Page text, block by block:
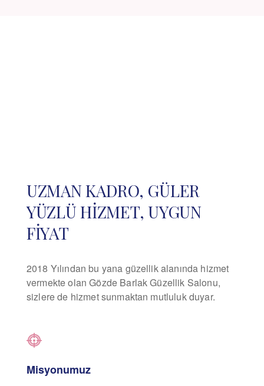
UZMAN KADRO, GÜLER
YÜZLÜ HİZMET, UYGUN
FİYAT
2018 Yılından bu yana güzellik alanında hizmet
vermekte olan Gözde Barlak Güzellik Salonu,
sizlere de hizmet sunmaktan mutluluk duyar.
Misyonumuz